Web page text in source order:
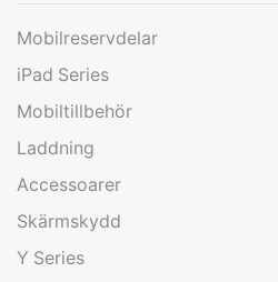
Mobilreservdelar
iPad Series
Mobiltillbehör
Laddning
Accessoarer
Skärmskydd
Y Series